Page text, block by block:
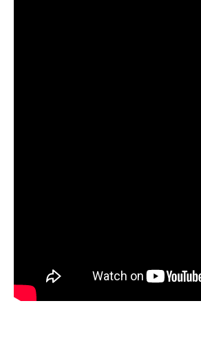
клева на ближайшие сутки.